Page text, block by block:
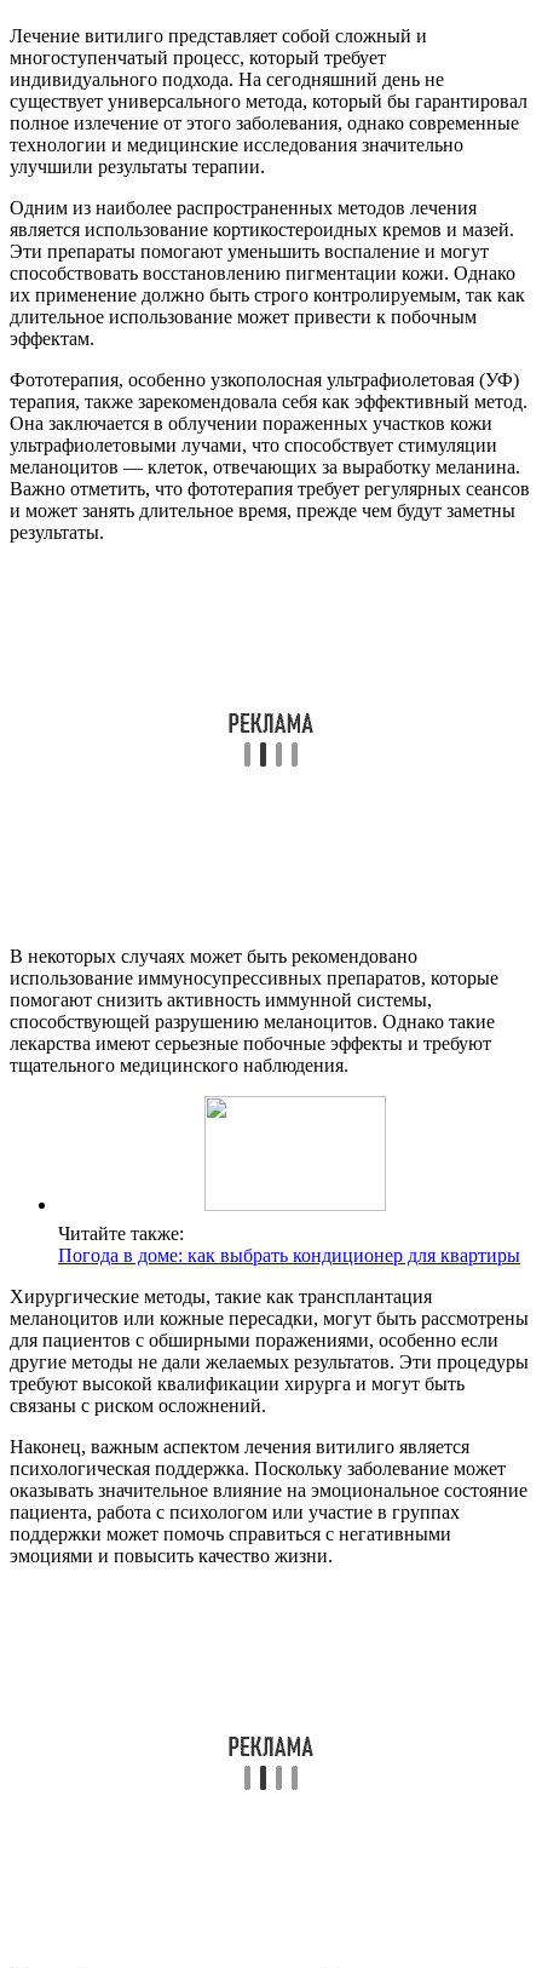
Лечение витилиго представляет собой сложный и
многоступенчатый процесс, который требует
индивидуального подхода. На сегодняшний день не
существует универсального метода, который бы гарантировал
полное излечение от этого заболевания, однако современные
технологии и медицинские исследования значительно
улучшили результаты терапии.
Одним из наиболее распространенных методов лечения
является использование кортикостероидных кремов и мазей.
Эти препараты помогают уменьшить воспаление и могут
способствовать восстановлению пигментации кожи. Однако
их применение должно быть строго контролируемым, так как
длительное использование может привести к побочным
эффектам.
Фототерапия, особенно узкополосная ультрафиолетовая (УФ)
терапия, также зарекомендовала себя как эффективный метод.
Она заключается в облучении пораженных участков кожи
ультрафиолетовыми лучами, что способствует стимуляции
меланоцитов — клеток, отвечающих за выработку меланина.
Важно отметить, что фототерапия требует регулярных сеансов
и может занять длительное время, прежде чем будут заметны
результаты.
В некоторых случаях может быть рекомендовано
использование иммуносупрессивных препаратов, которые
помогают снизить активность иммунной системы,
способствующей разрушению меланоцитов. Однако такие
лекарства имеют серьезные побочные эффекты и требуют
тщательного медицинского наблюдения.
Читайте также:
Погода в доме: как выбрать кондиционер для квартиры
Хирургические методы, такие как трансплантация
меланоцитов или кожные пересадки, могут быть рассмотрены
для пациентов с обширными поражениями, особенно если
другие методы не дали желаемых результатов. Эти процедуры
требуют высокой квалификации хирурга и могут быть
связаны с риском осложнений.
Наконец, важным аспектом лечения витилиго является
психологическая поддержка. Поскольку заболевание может
оказывать значительное влияние на эмоциональное состояние
пациента, работа с психологом или участие в группах
поддержки может помочь справиться с негативными
эмоциями и повысить качество жизни.